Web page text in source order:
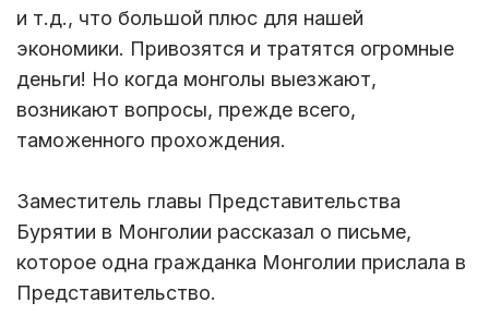
и т.д., что большой плюс для нашей
экономики. Привозятся и тратятся огромные
деньги! Но когда монголы выезжают,
возникают вопросы, прежде всего,
таможенного прохождения.
Заместитель главы Представительства
Бурятии в Монголии рассказал о письме,
которое одна гражданка Монголии прислала в
Представительство.